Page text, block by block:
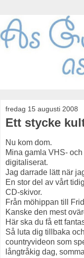
fredag 15 augusti 2008
Ett stycke
Nu kom dom.
Mina gamla VHS-
digitaliserat.
Jag darrade lätt när
En stor del av vårt
CD-skivor.
Från möhippan till
Kanske den mest
Här ska du få ett
Så luta dig tillbaka
countryvideon som
långtråkig dag,